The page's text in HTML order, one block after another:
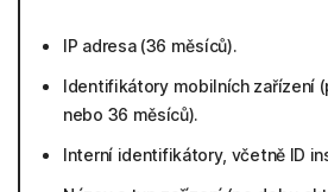
IP adresa (36 měsíců).
Identifikátory mobilních zařízení
nebo 36 měsíců).
Interní identifikátory, včetně ID